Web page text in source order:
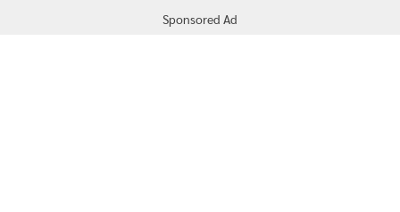
Sponsored Ad